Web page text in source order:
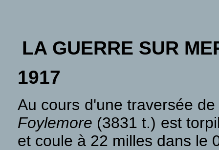
LA GUERRE SUR
1917
Au cours d'une traversée
Foylemore (3831 t.) est
et coule à 22 milles dans le